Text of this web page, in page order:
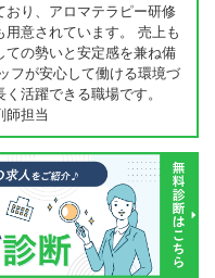
おり、アロマテラピー研修
意されています。 売上も
ての勢いと安定感を兼ね備
フが安心して働ける環境づ
活躍できる職場です。
担当